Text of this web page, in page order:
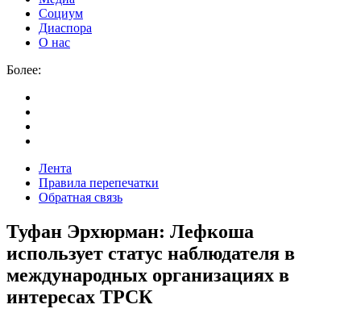
Социум
Диаспора
О нас
Более:
Лента
Правила перепечатки
Обратная связь
Туфан Эрхюрман: Лефкоша
использует статус наблюдателя в
международных организациях в
интересах ТРСК